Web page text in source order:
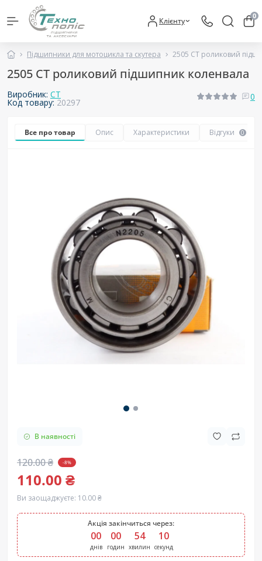
Клієнту 0
Підшипники для мотоцикла та скутера 2505 CT роликовий
2505 CT роликовий підшипник коленвала
Виробник: CT
Код товару:20297
0
Все про товар Опис Характеристики Відгуки 0
В наявності
120.00 ₴ -8%
110.00 ₴
Ви заощаджуєте: 10.00 ₴
Акція закінчиться через:
00
днів
00
годин
54
хвилин
09
секунд